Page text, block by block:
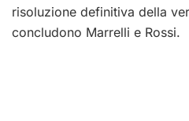
risoluzione definitiva della
concludono Marrelli e Rossi.